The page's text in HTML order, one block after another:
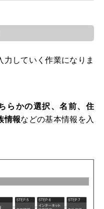
力していく作業になりま
らかの選択、名前、住
情報などの基本情報を入